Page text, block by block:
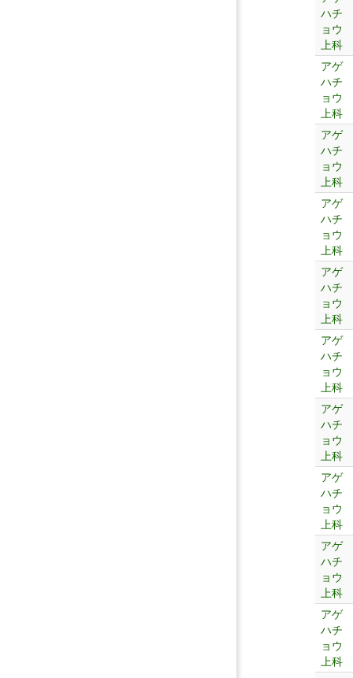
ハチ
ョウ
上科
アゲ
ハチ
ョウ
上科
アゲ
ハチ
ョウ
上科
アゲ
ハチ
ョウ
上科
アゲ
ハチ
ョウ
上科
アゲ
ハチ
ョウ
上科
アゲ
ハチ
ョウ
上科
アゲ
ハチ
ョウ
上科
アゲ
ハチ
ョウ
上科
アゲ
ハチ
ョウ
上科